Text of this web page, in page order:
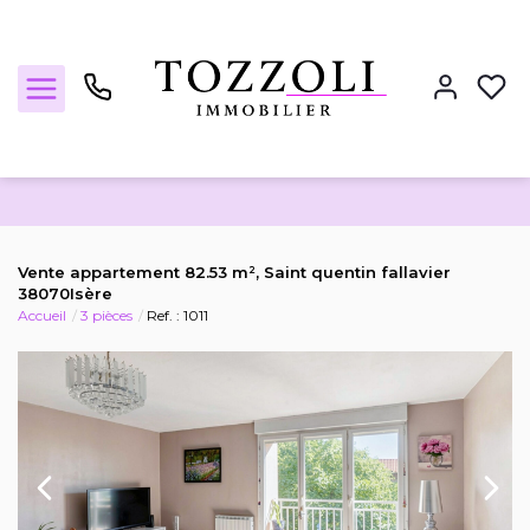
Locations
Notre agence
Vente appartement 82.53 m², Saint quentin fallavier
38070Isère
Accueil 3 pièces Ref. : 1011